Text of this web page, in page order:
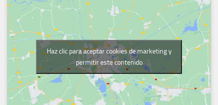
Haz clic para aceptar cookies de marketing y
permitir este contenido